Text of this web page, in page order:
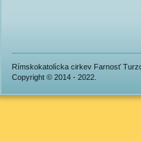
Rímskokatolícka cirkev Farnosť
Copyright © 2014 - 2022.